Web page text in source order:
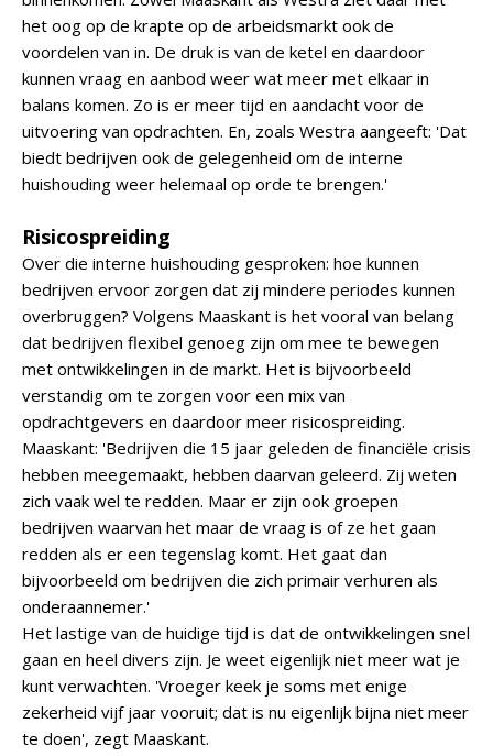
het oog op de krapte op de arbeidsmarkt ook de
voordelen van in. De druk is van de ketel en daardoor
kunnen vraag en aanbod weer wat meer met elkaar in
balans komen. Zo is er meer tijd en aandacht voor de
uitvoering van opdrachten. En, zoals Westra aangeeft: 'Dat
biedt bedrijven ook de gelegenheid om de interne
huishouding weer helemaal op orde te brengen.'
Risicospreiding
Over die interne huishouding gesproken: hoe kunnen
bedrijven ervoor zorgen dat zij mindere periodes kunnen
overbruggen? Volgens Maaskant is het vooral van belang
dat bedrijven flexibel genoeg zijn om mee te bewegen
met ontwikkelingen in de markt. Het is bijvoorbeeld
verstandig om te zorgen voor een mix van
opdrachtgevers en daardoor meer risicospreiding.
Maaskant: 'Bedrijven die 15 jaar geleden de financiële crisis
hebben meegemaakt, hebben daarvan geleerd. Zij weten
zich vaak wel te redden. Maar er zijn ook groepen
bedrijven waarvan het maar de vraag is of ze het gaan
redden als er een tegenslag komt. Het gaat dan
bijvoorbeeld om bedrijven die zich primair verhuren als
onderaannemer.'
Het lastige van de huidige tijd is dat de ontwikkelingen snel
gaan en heel divers zijn. Je weet eigenlijk niet meer wat je
kunt verwachten. 'Vroeger keek je soms met enige
zekerheid vijf jaar vooruit; dat is nu eigenlijk bijna niet meer
te doen', zegt Maaskant.